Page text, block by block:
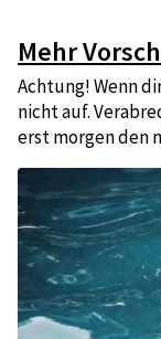
Mehr
Achtung! Wenn
nicht auf.
erst morgen den